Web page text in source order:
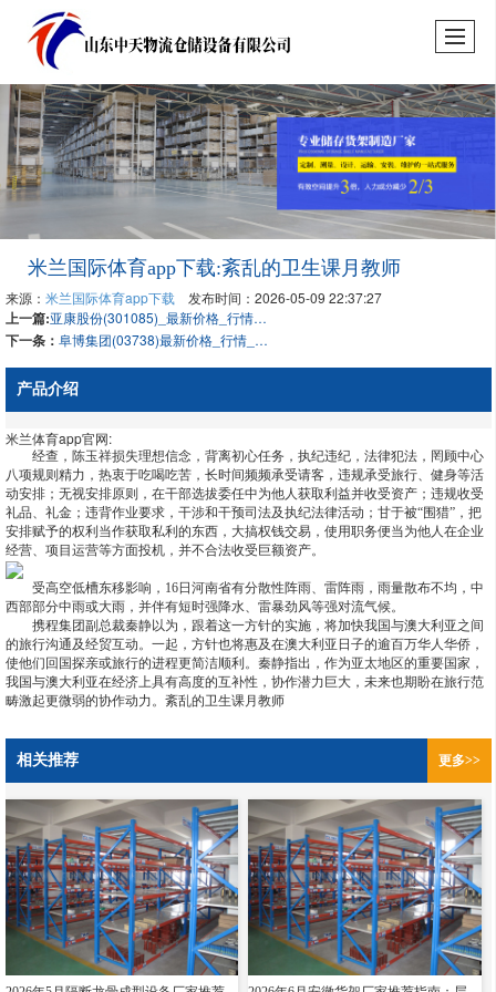
米兰国际体育app下载:紊乱的卫生课月教师
来源： 米兰国际体育app下载 发布时间：2026-05-09 22:37:27
上一篇: 亚康股份(301085)_最新价格_行情_走势图—东方财富网
下一条： 阜博集团(03738)最新价格_行情_走势图—东方财富网
产品介绍
米兰体育app官网:
经查，陈玉祥损失理想信念，背离初心任务，执纪违纪，法律犯法，罔顾中心
八项规则精力，热衷于吃喝吃苦，长时间频频承受请客，违规承受旅行、健身等活
动安排；无视安排原则，在干部选拔委任中为他人获取利益并收受资产；违规收受
礼品、礼金；违背作业要求，干涉和干预司法及执纪法律活动；甘于被“围猎”，把
安排赋予的权利当作获取私利的东西，大搞权钱交易，使用职务便当为他人在企业
经营、项目运营等方面投机，并不合法收受巨额资产。
受高空低槽东移影响，16日河南省有分散性阵雨、雷阵雨，雨量散布不均，中
西部部分中雨或大雨，并伴有短时强降水、雷暴劲风等强对流气候。
携程集团副总裁秦静以为，跟着这一方针的实施，将加快我国与澳大利亚之间
的旅行沟通及经贸互动。一起，方针也将惠及在澳大利亚日子的逾百万华人华侨，
使他们回国探亲或旅行的进程更简洁顺利。秦静指出，作为亚太地区的重要国家，
我国与澳大利亚在经济上具有高度的互补性，协作潜力巨大，未来也期盼在旅行范
畴激起更微弱的协作动力。紊乱的卫生课月教师
相关推荐 更多>>